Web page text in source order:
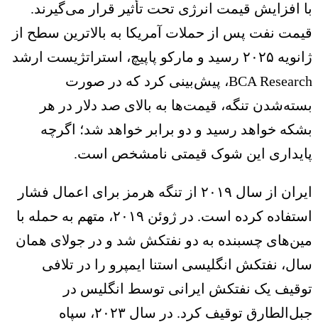
افزایش قیمت انرژی تحت تأثیر قرار می‌گیرند.
نفت پس از حملات آمریکا به بالاترین سطح از
ژانویه ۲۰۲۵ رسید و مارکو پاپیچ، استراتژیست ارشد
BCA Research، پیش‌بینی کرد که در صورت
تنگه، قیمت‌ها به بالای صد دلار در هر
خواهد رسید و دو برابر خواهد شد؛ اگرچه
این شوک قیمتی نامشخص است.
ایران از سال ۲۰۱۹ از تنگه هرمز برای اعمال فشار
استفاده کرده است. در ژوئن ۲۰۱۹، متهم به حمله با
چسبنده به دو نفتکش شد و در جولای همان
نفتکش انگلیسی استنا ایمپرو را در تلافی
یک نفتکش ایرانی توسط انگلیس در
جبل‌الطارق توقیف کرد. در سال ۲۰۲۳، سپاه